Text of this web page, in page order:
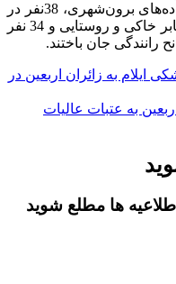
از ابتدای امسال تاکنون 179 نفر در جاده‌های برون‌شهری، 38نفر در
خیابان های درون‌شهری، 20 نفر در معابر خاکی و روستایی و 34 نفر
رانندگی جان باختند.
ایلام به زائران اربعین در
ایام اربعین به عتبات عالیات
ها مطلع شوید